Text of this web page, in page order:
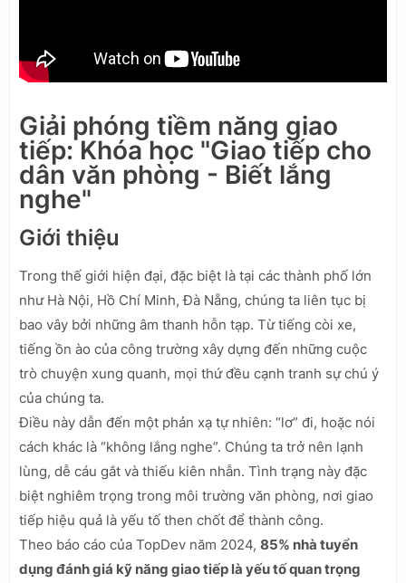
Giải phóng tiềm năng giao
tiếp: Khóa học "Giao tiếp cho
dân văn phòng - Biết lắng
nghe"
Giới thiệu
Trong thế giới hiện đại, đặc biệt là tại các thành phố lớn
như Hà Nội, Hồ Chí Minh, Đà Nẵng, chúng ta liên tục bị
bao vây bởi những âm thanh hỗn tạp. Từ tiếng còi xe,
tiếng ồn ào của công trường xây dựng đến những cuộc
trò chuyện xung quanh, mọi thứ đều cạnh tranh sự chú ý
của chúng ta.
Điều này dẫn đến một phản xạ tự nhiên: “lơ” đi, hoặc nói
cách khác là “không lắng nghe”. Chúng ta trở nên lạnh
lùng, dễ cáu gắt và thiếu kiên nhẫn. Tình trạng này đặc
biệt nghiêm trọng trong môi trường văn phòng, nơi giao
tiếp hiệu quả là yếu tố then chốt để thành công.
Theo báo cáo của TopDev năm 2024, 85% nhà tuyển
dụng đánh giá kỹ năng giao tiếp là yếu tố quan trọng